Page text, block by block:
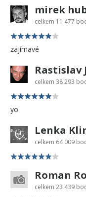
mirek
celkem 11 477
zajímavé
Rastislav
celkem 38 293
yo
Lenka
celkem 64 009
Roman
celkem 23 439